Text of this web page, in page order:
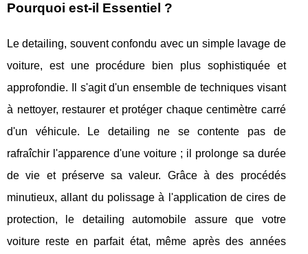
Pourquoi est-il Essentiel ?
Le detailing, souvent confondu avec un simple lavage de
voiture, est une procédure bien plus sophistiquée et
approfondie. Il s'agit d'un ensemble de techniques visant
à nettoyer, restaurer et protéger chaque centimètre carré
d'un véhicule. Le detailing ne se contente pas de
rafraîchir l'apparence d'une voiture ; il prolonge sa durée
de vie et préserve sa valeur. Grâce à des procédés
minutieux, allant du polissage à l'application de cires de
protection, le detailing automobile assure que votre
voiture reste en parfait état, même après des années